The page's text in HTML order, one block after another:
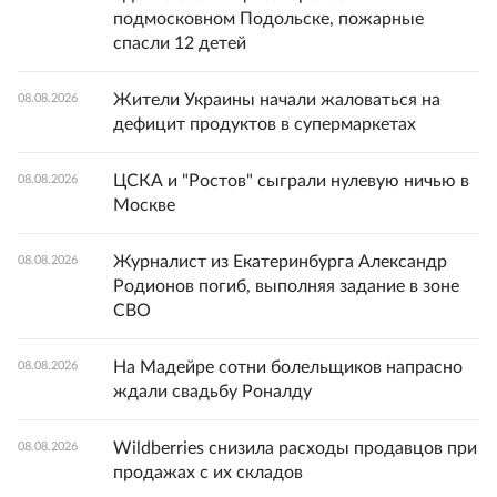
подмосковном Подольске, пожарные
спасли 12 детей
08.08.2026
Жители Украины начали жаловаться на
дефицит продуктов в супермаркетах
08.08.2026
ЦСКА и "Ростов" сыграли нулевую ничью в
Москве
08.08.2026
Журналист из Екатеринбурга Александр
Родионов погиб, выполняя задание в зоне
СВО
08.08.2026
На Мадейре сотни болельщиков напрасно
ждали свадьбу Роналду
08.08.2026
Wildberries снизила расходы продавцов при
продажах с их складов